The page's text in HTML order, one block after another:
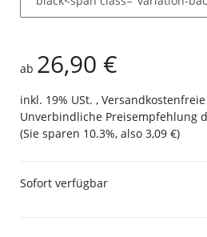
ab 26,90 €
inkl. 19% USt. ,
Unverbindliche Preisempfehlung
(Sie sparen 10.3%, also 3,09 €)
Sofort verfügbar